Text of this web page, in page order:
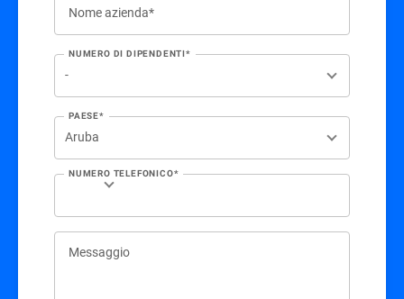
Nome azienda*
NUMERO DI DIPENDENTI*
PAESE*
NUMERO TELEFONICO*
Messaggio